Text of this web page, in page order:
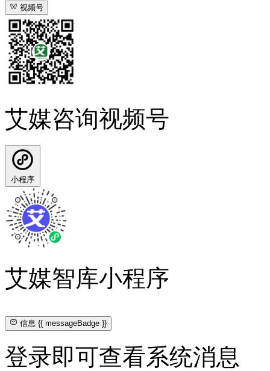
视频号
艾媒咨询视频号
小程序
艾媒智库小程序
信息{{ messageBadge }}
登录即可查看系统消息